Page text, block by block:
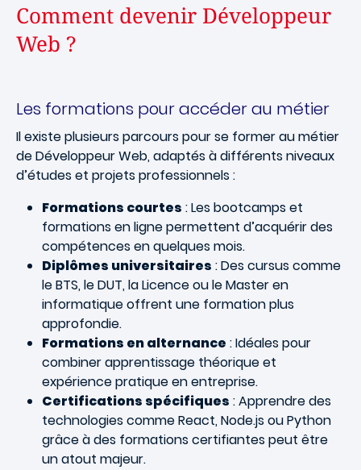
Comment devenir Développeur
Web ?
Les formations pour accéder au métier
Il existe plusieurs parcours pour se former au métier
de Développeur Web, adaptés à différents niveaux
d’études et projets professionnels :
Formations courtes : Les bootcamps et
formations en ligne permettent d’acquérir des
compétences en quelques mois.
Diplômes universitaires : Des cursus comme
le BTS, le DUT, la Licence ou le Master en
informatique offrent une formation plus
approfondie.
Formations en alternance : Idéales pour
combiner apprentissage théorique et
expérience pratique en entreprise.
Certifications spécifiques : Apprendre des
technologies comme React, Node.js ou Python
grâce à des formations certifiantes peut être
un atout majeur.